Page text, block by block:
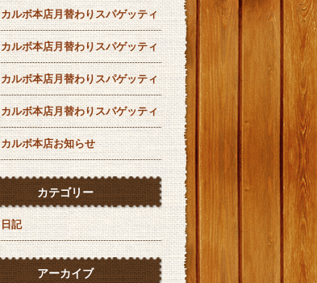
カルボ本店月替わりスパゲッティ
カルボ本店月替わりスパゲッティ
カルボ本店月替わりスパゲッティ
カルボ本店月替わりスパゲッティ
カルボ本店お知らせ
カテゴリー
日記
アーカイブ